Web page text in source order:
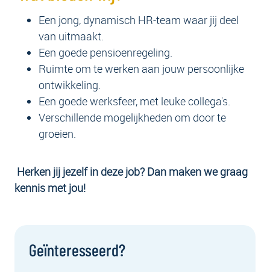
Een jong, dynamisch HR-team waar jij deel
van uitmaakt.
Een goede pensioenregeling.
Ruimte om te werken aan jouw persoonlijke
ontwikkeling.
Een goede werksfeer, met leuke collega's.
Verschillende mogelijkheden om door te
groeien.
Herken jij jezelf in deze job? Dan maken we graag
kennis met jou!
Geïnteresseerd?